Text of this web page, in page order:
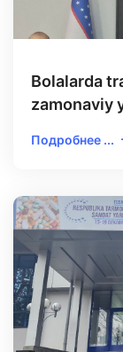
Bolalarda
zamonaviy
Подробнее ...